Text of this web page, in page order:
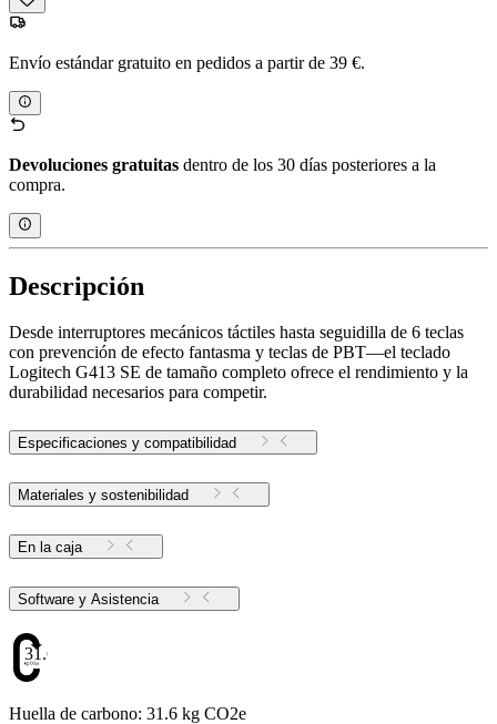
Envío estándar gratuito en pedidos a partir de 39 €.
Devoluciones gratuitas dentro de los 30 días posteriores a la
compra.
Descripción
Desde interruptores mecánicos táctiles hasta seguidilla de 6 teclas
con prevención de efecto fantasma y teclas de PBT—el teclado
Logitech G413 SE de tamaño completo ofrece el rendimiento y la
durabilidad necesarios para competir.
Especificaciones y compatibilidad
Materiales y sostenibilidad
En la caja
Software y Asistencia
31.6
Huella de carbono: 31.6 kg CO2e